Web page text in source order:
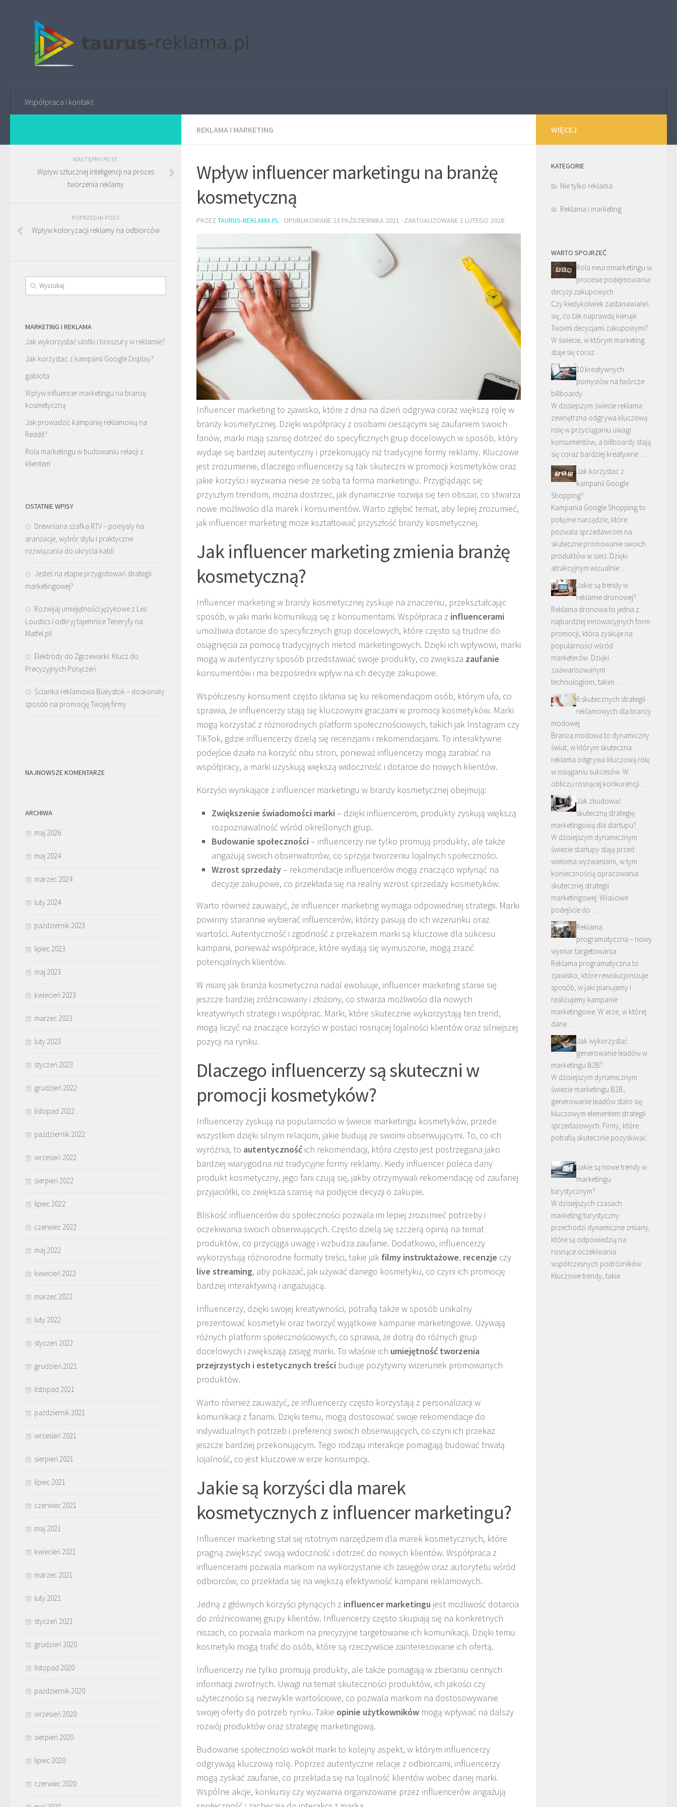
Współpraca i kontakt
REKLAMA I MARKETING
Wpływ influencer marketingu na branżę
kosmetyczną
PRZEZ TAURUS-REKLAMA.PL · OPUBLIKOWANE 23 PAŹDZIERNIKA 2021 · ZAKTUALIZOWANE 1 LUTEGO 2026
Influencer marketing to zjawisko, które z dnia na dzień odgrywa coraz większą rolę w
branży kosmetycznej. Dzięki współpracy z osobami cieszącymi się zaufaniem swoich
fanów, marki mają szansę dotrzeć do specyficznych grup docelowych w sposób, który
wydaje się bardziej autentyczny i przekonujący niż tradycyjne formy reklamy. Kluczowe
jest zrozumienie, dlaczego influencerzy są tak skuteczni w promocji kosmetyków oraz
jakie korzyści i wyzwania niesie ze sobą ta forma marketingu. Przyglądając się
przyszłym trendom, można dostrzec, jak dynamicznie rozwija się ten obszar, co stwarza
nowe możliwości dla marek i konsumentów. Warto zgłębić temat, aby lepiej zrozumieć,
jak influencer marketing może kształtować przyszłość branży kosmetycznej.
Jak influencer marketing zmienia branżę
kosmetyczną?
Influencer marketing w branży kosmetycznej zyskuje na znaczeniu, przekształcając
sposób, w jaki marki komunikują się z konsumentami. Współpraca z influencerami
umożliwia dotarcie do specyficznych grup docelowych, które często są trudne do
osiągnięcia za pomocą tradycyjnych metod marketingowych. Dzięki ich wpływowi, marki
mogą w autentyczny sposób przedstawiać swoje produkty, co zwiększa zaufanie
konsumentów i ma bezpośredni wpływ na ich decyzje zakupowe.
Współczesny konsument często skłania się ku rekomendacjom osób, którym ufa, co
sprawia, że influencerzy stają się kluczowymi graczami w promocji kosmetyków. Marki
mogą korzystać z różnorodnych platform społecznościowych, takich jak Instagram czy
TikTok, gdzie influencerzy dzielą się recenzjami i rekomendacjami. To interaktywne
podejście działa na korzyść obu stron, ponieważ influencerzy mogą zarabiać na
współpracy, a marki uzyskują większą widoczność i dotarcie do nowych klientów.
Korzyści wynikające z influencer marketingu w branży kosmetycznej obejmują:
Zwiększenie świadomości marki – dzięki influencerom, produkty zyskują większą
rozpoznawalność wśród określonych grup.
Budowanie społeczności – influencerzy nie tylko promują produkty, ale także
angażują swoich obserwatorów, co sprzyja tworzeniu lojalnych społeczności.
Wzrost sprzedaży– rekomendacje influencerów mogą znacząco wpłynąć na
decyzje zakupowe, co przekłada się na realny wzrost sprzedaży kosmetyków.
Warto również zauważyć, że influencer marketing wymaga odpowiedniej strategii. Marki
powinny starannie wybierać influencerów, którzy pasują do ich wizerunku oraz
wartości. Autentyczność i zgodność z przekazem marki są kluczowe dla sukcesu
kampanii, ponieważ współprace, które wydają się wymuszone, mogą zrazić
potencjalnych klientów.
W miarę jak branża kosmetyczna nadal ewoluuje, influencer marketing stanie się
jeszcze bardziej zróżnicowany i złożony, co stwarza możliwości dla nowych
kreatywnych strategii i współprac. Marki, które skutecznie wykorzystają ten trend,
mogą liczyć na znaczące korzyści w postaci rosnącej lojalności klientów oraz silniejszej
pozycji na rynku.
Dlaczego influencerzy są skuteczni w
promocji kosmetyków?
Influencerzy zyskują na popularności w świecie marketingu kosmetyków, przede
wszystkim dzięki silnym relacjom, jakie budują ze swoimi obserwującymi. To, co ich
wyróżnia, to autentyczność ich rekomendacji, która często jest postrzegana jako
bardziej wiarygodna niż tradycyjne formy reklamy. Kiedy influencer poleca dany
produkt kosmetyczny, jego fani czują się, jakby otrzymywali rekomendację od zaufanej
przyjaciółki, co zwiększa szansę na podjęcie decyzji o zakupie.
Bliskość influencerów do społeczności pozwala im lepiej zrozumieć potrzeby i
oczekiwania swoich obserwujących. Często dzielą się szczerą opinią na temat
produktów, co przyciąga uwagę i wzbudza zaufanie. Dodatkowo, influencerzy
wykorzystują różnorodne formaty treści, takie jak filmy instruktażowe, recenzje czy
live streaming, aby pokazać, jak używać danego kosmetyku, co czyni ich promocję
bardziej interaktywną i angażującą.
Influencerzy, dzięki swojej kreatywności, potrafią także w sposób unikalny
prezentować kosmetyki oraz tworzyć wyjątkowe kampanie marketingowe. Używają
różnych platform społecznościowych, co sprawia, że dotrą do różnych grup
docelowych i zwiększają zasięg marki. To właśnie ich umiejętność tworzenia
przejrzystych i estetycznych treści buduje pozytywny wizerunek promowanych
produktów.
Warto również zauważyć, że influencerzy często korzystają z personalizacji w
komunikacji z fanami. Dzięki temu, mogą dostosować swoje rekomendacje do
indywidualnych potrzeb i preferencji swoich obserwujących, co czyni ich przekaz
jeszcze bardziej przekonującym. Tego rodzaju interakcje pomagają budować trwałą
lojalność, co jest kluczowe w erze konsumpcji.
Jakie są korzyści dla marek
kosmetycznych z influencer marketingu?
Influencer marketing stał się istotnym narzędziem dla marek kosmetycznych, które
pragną zwiększyć swoją widoczność i dotrzeć do nowych klientów. Współpraca z
influencerami pozwala markom na wykorzystanie ich zasięgów oraz autorytetu wśród
odbiorców, co przekłada się na większą efektywność kampanii reklamowych.
Jedną z głównych korzyści płynących z influencer marketingu jest możliwość dotarcia
do zróżnicowanej grupy klientów. Influencerzy często skupiają się na konkretnych
niszach, co pozwala markom na precyzyjne targetowanie ich komunikacji. Dzięki temu
kosmetyki mogą trafić do osób, które są rzeczywiście zainteresowane ich ofertą.
Influencerzy nie tylko promują produkty, ale także pomagają w zbieraniu cennych
informacji zwrotnych. Uwagi na temat skuteczności produktów, ich jakości czy
użyteczności są niezwykle wartościowe, co pozwala markom na dostosowywanie
swojej oferty do potrzeb rynku. Takie opinie użytkowników mogą wpływać na dalszy
rozwój produktów oraz strategię marketingową.
Budowanie społeczności wokół marki to kolejny aspekt, w którym influencerzy
odgrywają kluczową rolę. Poprzez autentyczne relacje z odbiorcami, influencerzy
mogą zyskać zaufanie, co przekłada się na lojalność klientów wobec danej marki.
Wspólne akcje, konkursy czy wyzwania organizowane przez influencerów angażują
NASTĘPNY POST
Wpływ sztucznej inteligencji na proces
tworzenia reklamy
POPRZEDNI POST
Wpływ koloryzacji reklamy na odbiorców
MARKETING I REKLAMA
Jak wykorzystać ulotki i broszury w reklamie?
Jak korzystać z kampanii Google Display?
gablota
Wpływ influencer marketingu na branżę
kosmetyczną
Jak prowadzić kampanię reklamową na
Reddit?
Rola marketingu w budowaniu relacji z
klientem
OSTATNIE WPISY
Drewniana szafka RTV – pomysły na
aranżacje, wybór stylu i praktyczne
rozwiązania do ukrycia kabli
Jesteś na etapie przygotowań strategii
marketingowej?
Rozwijaj umiejętności językowe z Les
Loustics i odkryj tajemnice Teneryfy na
Matfel.pl!
Elektrody do Zgrzewarki: Klucz do
Precyzyjnych Połączeń
Ścianka reklamowa Białystok – doskonały
sposób na promocję Twojej firmy
NAJNOWSZE KOMENTARZE
ARCHIWA
maj 2026
maj 2024
marzec 2024
luty 2024
październik 2023
lipiec 2023
maj 2023
kwiecień 2023
marzec 2023
luty 2023
styczeń 2023
grudzień 2022
listopad 2022
październik 2022
wrzesień 2022
sierpień 2022
lipiec 2022
czerwiec 2022
maj 2022
kwiecień 2022
marzec 2022
luty 2022
styczeń 2022
grudzień 2021
listopad 2021
październik 2021
wrzesień 2021
sierpień 2021
lipiec 2021
czerwiec 2021
maj 2021
kwiecień 2021
marzec 2021
luty 2021
styczeń 2021
grudzień 2020
listopad 2020
październik 2020
wrzesień 2020
sierpień 2020
lipiec 2020
czerwiec 2020
WIĘCEJ
KATEGORIE
Nie tylko reklama
Reklama i marketing
WARTO SPOJRZEĆ
Rola neuromarketingu w
procesie podejmowania
decyzji zakupowych
Czy kiedykolwiek zastanawiałeś
się, co tak naprawdę kieruje
Twoimi decyzjami zakupowymi?
W świecie, w którym marketing
staje się coraz …
10 kreatywnych
pomysłów na twórcze
billboardy
W dzisiejszym świecie reklama
zewnętrzna odgrywa kluczową
rolę w przyciąganiu uwagi
konsumentów, a billboardy stają
się coraz bardziej kreatywne …
Jak korzystać z
kampanii Google
Shopping?
Kampania Google Shopping to
potężne narzędzie, które
pozwala sprzedawcom na
skuteczne promowanie swoich
produktów w sieci. Dzięki
atrakcyjnym wizualnie …
Jakie są trendy w
reklamie dronowej?
Reklama dronowa to jedna z
najbardziej innowacyjnych form
promocji, która zyskuje na
popularności wśród
marketerów. Dzięki
zaawansowanym
technologiom, takim …
6 skutecznych strategii
reklamowych dla branży
modowej
Branża modowa to dynamiczny
świat, w którym skuteczna
reklama odgrywa kluczową rolę
w osiąganiu sukcesów. W
obliczu rosnącej konkurencji …
Jak zbudować
skuteczną strategię
marketingową dla startupu?
W dzisiejszym dynamicznym
świecie startupy stają przed
wieloma wyzwaniami, w tym
koniecznością opracowania
skutecznej strategii
marketingowej. Właściwe
podejście do …
Reklama
programatyczna – nowy
wymiar targetowania
Reklama programatyczna to
zjawisko, które rewolucjonizuje
sposób, w jaki planujemy i
realizujemy kampanie
marketingowe. W erze, w której
dane …
Jak wykorzystać
generowanie leadów w
marketingu B2B?
W dzisiejszym dynamicznym
świecie marketingu B2B,
generowanie leadów stało się
kluczowym elementem strategii
sprzedażowych. Firmy, które
potrafią skutecznie pozyskiwać
…
Jakie są nowe trendy w
marketingu
turystycznym?
W dzisiejszych czasach
marketing turystyczny
przechodzi dynamiczne zmiany,
które są odpowiedzią na
rosnące oczekiwania
współczesnych podróżników.
Kluczowe trendy, takie …